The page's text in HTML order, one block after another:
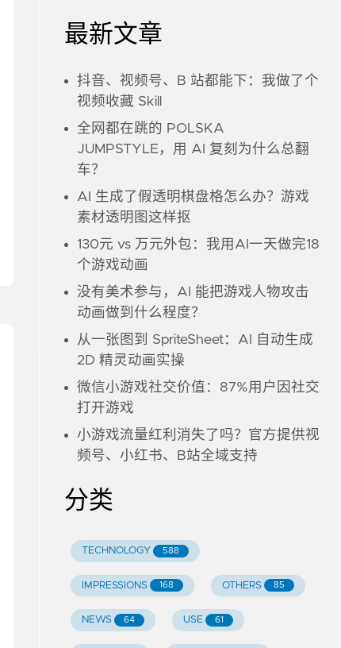
最新文章
抖音、视频号、B 站都能下：我做了个
视频收藏 Skill
全网都在跳的 POLSKA
JUMPSTYLE，用 AI 复刻为什么总翻
车？
AI 生成了假透明棋盘格怎么办？游戏
素材透明图这样抠
130元 vs 万元外包：我用AI一天做完18
个游戏动画
没有美术参与，AI 能把游戏人物攻击
动画做到什么程度？
从一张图到 SpriteSheet：AI 自动生成
2D 精灵动画实操
微信小游戏社交价值：87%用户因社交
打开游戏
小游戏流量红利消失了吗？官方提供视
频号、小红书、B站全域支持
分类
TECHNOLOGY 588
IMPRESSIONS 168 OTHERS 85
NEWS 64 USE 61